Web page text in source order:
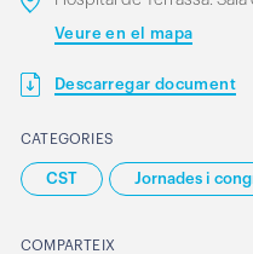
Veure en el mapa
Descarregar document
CATEGORIES
CST Jornades i
COMPARTEIX